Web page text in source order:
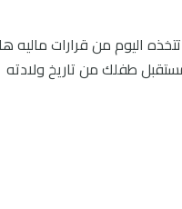
طفلك من تاريخ ولادته